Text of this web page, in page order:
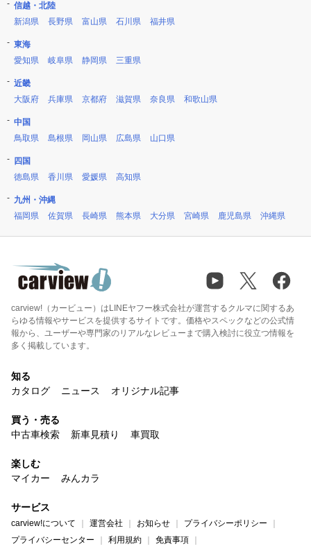
信越・北陸
新潟県
長野県 富山県 石川県 福井県
東海
愛知県
岐阜県 静岡県 三重県
近畿
大阪府
兵庫県 京都府 滋賀県 奈良県 和歌山県
中国
鳥取県
島根県 岡山県 広島県 山口県
四国
徳島県
香川県 愛媛県 高知県
九州・沖縄
福岡県
佐賀県 長崎県 熊本県 大分県 宮崎県 鹿児島県 沖縄県
carview!（カービュー）はLINEヤフー株式会社が運営するクルマに関するあ
らゆる情報やサービスを提供するサイトです。価格やスペックなどの公式情
報から、ユーザーや専門家のリアルなレビューまで購入検討に役立つ情報を
多く掲載しています。
知る
カタログ
ニュース オリジナル記事
買う・売る
中古車検索
新車見積り 車買取
楽しむ
マイカー
みんカラ
サービス
carview!について 運営会社 お知らせ
プライバシーポリシー
プライバシーセンター
利用規約 免責事項